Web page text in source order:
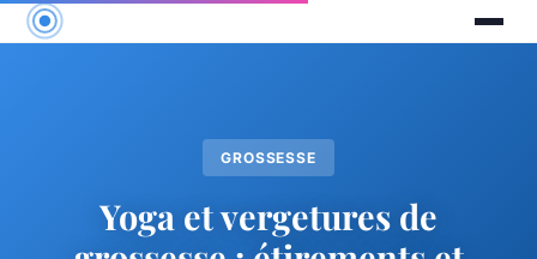
GROSSESSE
Yoga et vergetures de